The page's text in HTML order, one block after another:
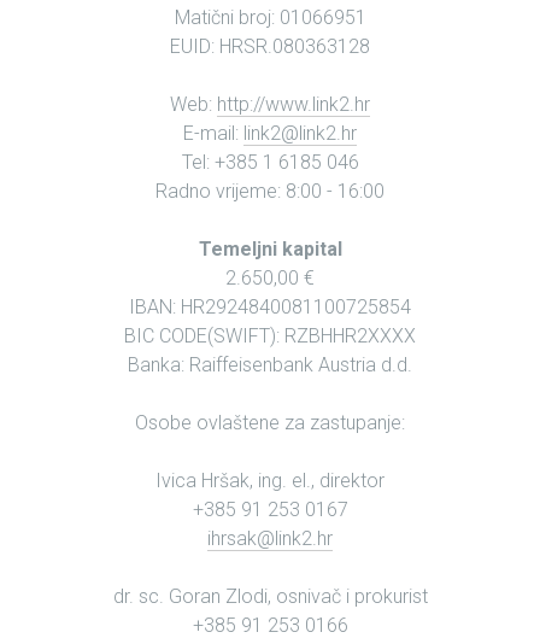
Matični broj: 01066951
EUID: HRSR.080363128
Web: http://www.link2.hr
E-mail: link2@link2.hr
Tel: +385 1 6185 046
Radno vrijeme: 8:00 - 16:00
Temeljni kapital
2.650,00 €
IBAN: HR2924840081100725854
BIC CODE(SWIFT): RZBHHR2XXXX
Banka: Raiffeisenbank Austria d.d.
Osobe ovlaštene za zastupanje:
Ivica Hršak, ing. el., direktor
+385 91 253 0167
ihrsak@link2.hr
dr. sc. Goran Zlodi, osnivač i prokurist
+385 91 253 0166